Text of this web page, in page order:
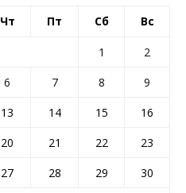
Чт Пт Сб Вс
1
2
6 7 8
9
13 14 15
16
20 21 22
23
27 28 29
30